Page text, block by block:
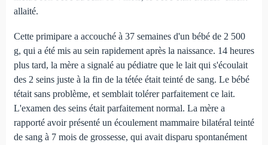
allaité.
Cette primipare a accouché à 37 semaines d'un bébé de 2 500
g, qui a été mis au sein rapidement après la naissance. 14 heures
plus tard, la mère a signalé au pédiatre que le lait qui s'écoulait
des 2 seins juste à la fin de la tétée était teinté de sang. Le bébé
tétait sans problème, et semblait tolérer parfaitement ce lait.
L'examen des seins était parfaitement normal. La mère a
rapporté avoir présenté un écoulement mammaire bilatéral teinté
de sang à 7 mois de grossesse, qui avait disparu spontanément